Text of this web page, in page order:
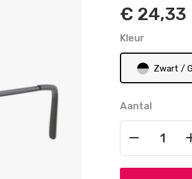
€ 24,33
Kleur
Zwart /
Aantal